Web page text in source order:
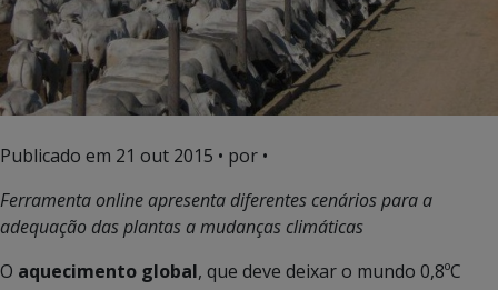
Publicado em 21 out 2015 • por •
Ferramenta online apresenta diferentes cenários para a
adequação das plantas a mudanças climáticas
O aquecimento global, que deve deixar o mundo 0,8ºC